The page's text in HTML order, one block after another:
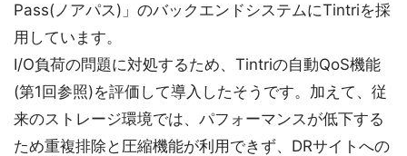
Pass(ノアパス)」のバックエンドシステムにTintriを採
用しています。
I/O負荷の問題に対処するため、Tintriの自動QoS機能
(第1回参照)を評価して導入したそうです。加えて、従
来のストレージ環境では、パフォーマンスが低下する
ため重複排除と圧縮機能が利用できず、DRサイトへの